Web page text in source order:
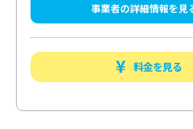
事業者の詳細情報を見
料金を見る